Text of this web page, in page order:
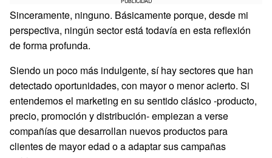
Sinceramente, ninguno. Básicamente porque, desde mi
perspectiva, ningún sector está todavía en esta reflexión
de forma profunda.
Siendo un poco más indulgente, sí hay sectores que han
detectado oportunidades, con mayor o menor acierto. Si
entendemos el marketing en su sentido clásico -producto,
precio, promoción y distribución- empiezan a verse
compañías que desarrollan nuevos productos para
clientes de mayor edad o a adaptar sus campañas